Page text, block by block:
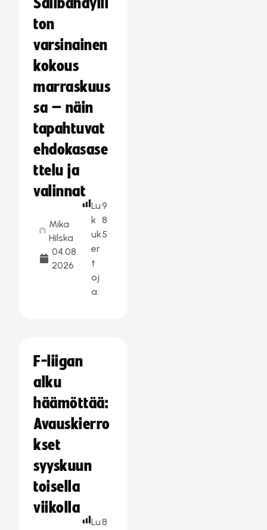
Salibandylii
ton
varsinainen
kokous
marraskuus
sa – näin
tapahtuvat
ehdokasase
ttelu ja
valinnat
Mika
Hilska
04.08.
2026
Lu
k
uk
er
t
oj
a:
9
8
5
F-liigan
alku
häämöttää:
Avauskierro
kset
syyskuun
toisella
viikolla
Lu8